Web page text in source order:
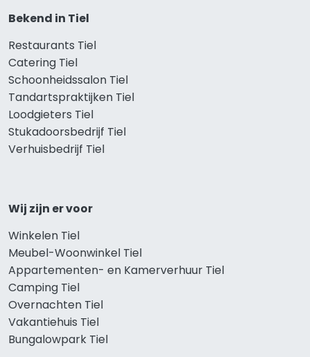
Bekend in Tiel
Restaurants Tiel
Catering Tiel
Schoonheidssalon Tiel
Tandartspraktijken Tiel
Loodgieters Tiel
Stukadoorsbedrijf Tiel
Verhuisbedrijf Tiel
Wij zijn er voor
Winkelen Tiel
Meubel-Woonwinkel Tiel
Appartementen- en Kamerverhuur Tiel
Camping Tiel
Overnachten Tiel
Vakantiehuis Tiel
Bungalowpark Tiel